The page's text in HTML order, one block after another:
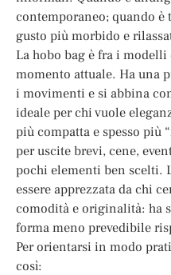
contemporaneo; quando è
gusto più morbido e
La hobo bag è fra i
momento attuale. Ha una
i movimenti e si abbina
ideale per chi vuole
più compatta e spesso più
per uscite brevi, cene,
pochi elementi ben scelti.
essere apprezzata da chi
comodità e originalità: ha
forma meno prevedibile
Per orientarsi in modo
così: